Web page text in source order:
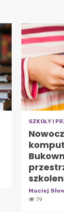
SZKOŁY I
Maciej
79